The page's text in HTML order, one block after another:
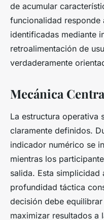
de acumular
funcionalidad responde
identificadas mediante
retroalimentación de
verdaderamente
Mecánica
La estructura operativa
claramente definidos.
indicador numérico se
mientras los
salida. Esta simplicidad
profundidad táctica
decisión debe
maximizar resultados a